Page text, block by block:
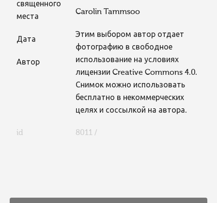
священного
места
Дата
Автор
Carolin Tammsoo
Этим выбором автор отдает
фотографию в свободное
использование на условиях
лицензии Creative Commons 4.0.
Снимок можно использовать
бесплатно в некоммерческих
целях и соссылкой на автора.
id 8011 /